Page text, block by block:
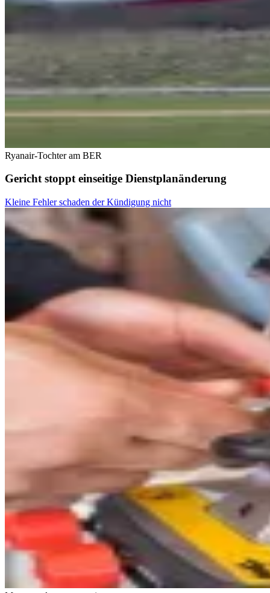
Ryanair-Tochter am BER
Gericht stoppt einseitige Dienstplanänderung
Kleine Fehler schaden der Kündigung nicht